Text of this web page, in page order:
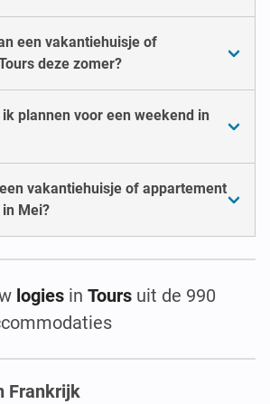
een vakantiehuisje of
deze zomer?
plannen voor een weekend in
vakantiehuisje of appartement
Mei?
logies in Tours uit de 990
Frankrijk